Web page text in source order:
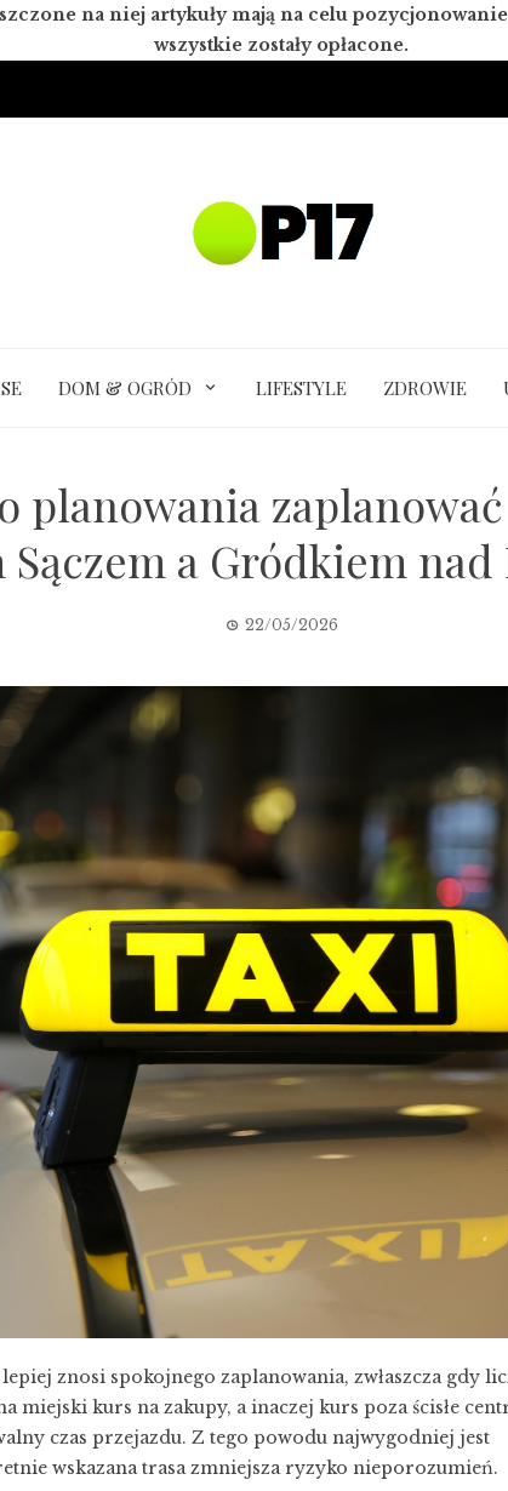
na niej artykuły mają na celu
wszystkie zostały opłacone.
DOM & OGRÓD LIFESTYLE ZDROWIE
planowania
Sączem a Gródkiem
22/05/2026
znosi spokojnego zaplanowania, zwłaszcza gdy
miejski kurs na zakupy, a inaczej kurs poza ścisłe
czas przejazdu. Z tego powodu najwygodniej jest
wskazana trasa zmniejsza ryzyko nieporozumień.